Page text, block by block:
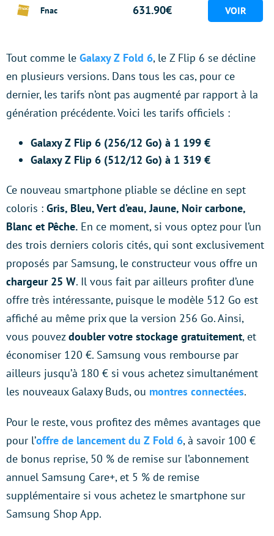
Fnac 631.90€
Tout comme le Galaxy Z Fold 6, le Z Flip 6 se décline
en plusieurs versions. Dans tous les cas, pour ce
dernier, les tarifs n’ont pas augmenté par rapport à la
génération précédente. Voici les tarifs officiels :
Galaxy Z Flip 6 (256/12 Go) à 1 199 €
Galaxy Z Flip 6 (512/12 Go) à 1 319 €
Ce nouveau smartphone pliable se décline en sept
coloris : Gris, Bleu, Vert d’eau, Jaune, Noir carbone,
Blanc et Pêche. En ce moment, si vous optez pour l’un
des trois derniers coloris cités, qui sont exclusivement
proposés par Samsung, le constructeur vous offre un
chargeur 25 W. Il vous fait par ailleurs profiter d’une
offre très intéressante, puisque le modèle 512 Go est
affiché au même prix que la version 256 Go. Ainsi,
vous pouvezdoubler votre stockage gratuitement, et
économiser 120 €. Samsung vous rembourse par
ailleurs jusqu’à 180 € si vous achetez simultanément
les nouveaux Galaxy Buds, ou montres connectées.
Pour le reste, vous profitez des mêmes avantages que
pour l’offre de lancement du Z Fold 6, à savoir 100 €
de bonus reprise, 50 % de remise sur l’abonnement
annuel Samsung Care+, et 5 % de remise
supplémentaire si vous achetez le smartphone sur
Samsung Shop App.